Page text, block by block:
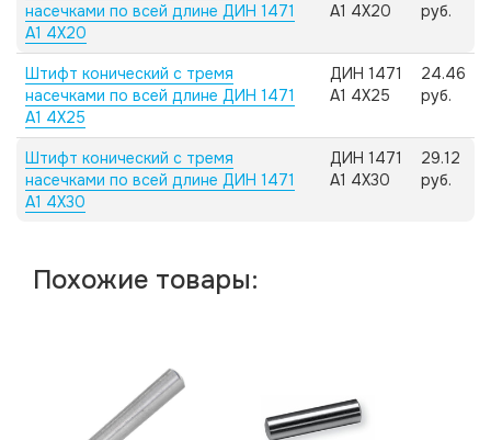
насечками по всей длине ДИН 1471
А1 4X20
А1 4X20
руб.
Штифт конический с тремя
насечками по всей длине ДИН 1471
А1 4X25
ДИН 1471
А1 4X25
24.46
руб.
Штифт конический с тремя
насечками по всей длине ДИН 1471
А1 4X30
ДИН 1471
А1 4X30
29.12
руб.
Похожие товары: